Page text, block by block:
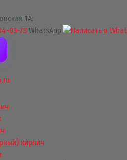
1А:
03-73 WhatsApp
кирпич